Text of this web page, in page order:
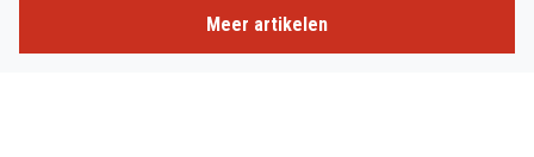
Meer artikelen